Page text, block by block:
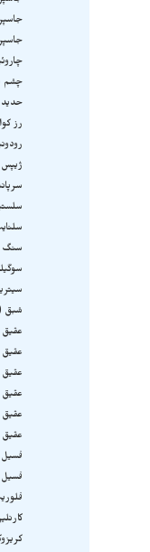
چشم
رز
ژیپس
سنگ
شبق
عقیق
عقیق
عقیق